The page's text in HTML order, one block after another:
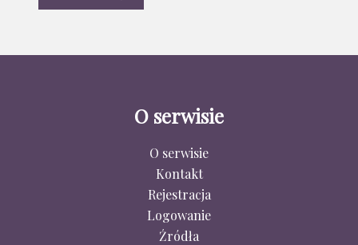
O serwisie
O serwisie
Kontakt
Rejestracja
Logowanie
Źródła